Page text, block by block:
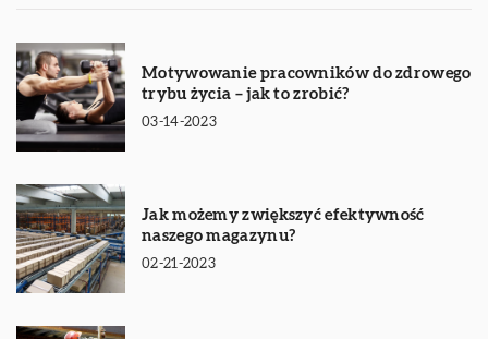
Motywowanie pracowników do zdrowego
trybu życia – jak to zrobić?
03-14-2023
Jak możemy zwiększyć efektywność
naszego magazynu?
02-21-2023